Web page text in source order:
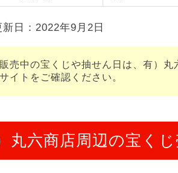
日：2022年9月2日
販売中の宝くじや抽せん日は、有）
サイトをご確認ください。
丸六商店周辺の宝く